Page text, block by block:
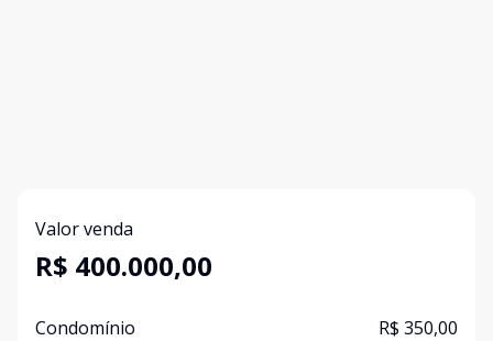
Valor venda
R$ 400.000,00
Condomínio R$ 350,00